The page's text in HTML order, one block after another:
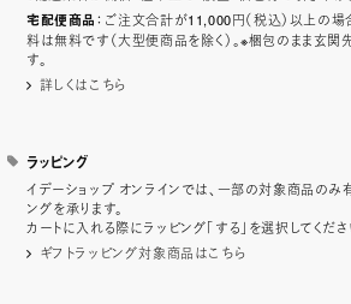
宅配便商品 ：ご注文合計が11,000円（税込）以上の場
料は無料です（大型便商品を除く）。※梱包のまま玄関
す。
詳しくはこちら
ラッピング
イデーショップ オンラインでは、一部の対象商品のみ
ングを承ります。
カートに入れる際にラッピング「する」を選択してくださ
ギフトラッピング対象商品はこちら